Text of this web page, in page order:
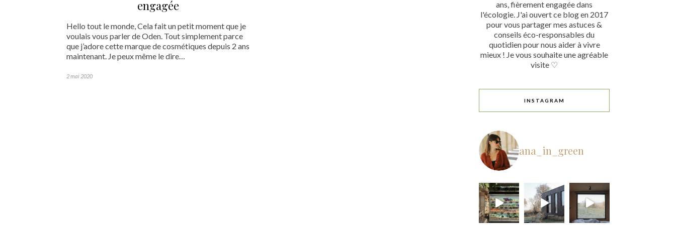
engagée
Hello tout le monde, Cela fait un petit moment que je
voulais vous parler de Oden. Tout simplement parce
que j’adore cette marque de cosmétiques depuis 2 ans
maintenant. Je peux même le dire…
2 mai 2020
ans, fièrement engagée dans
l'écologie. J'ai ouvert ce blog en 2017
pour vous partager mes astuces &
conseils éco-responsables du
quotidien pour nous aider à vivre
mieux ! Je vous souhaite une agréable
visite ♡
INSTAGRAM
ana_in_green